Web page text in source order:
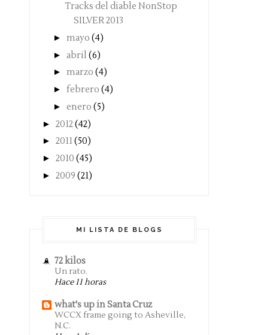
Tracks del diable NonStop
SILVER 2013
► mayo (4)
► abril (6)
► marzo (4)
► febrero (4)
► enero (5)
► 2012(42)
► 2011(50)
► 2010 (45)
► 2009 (21)
MI LISTA DE BLOGS
72 kilos
Un rato.
Hace 11 horas
what's up in Santa Cruz
WCCX frame going to Asheville,
N.C.